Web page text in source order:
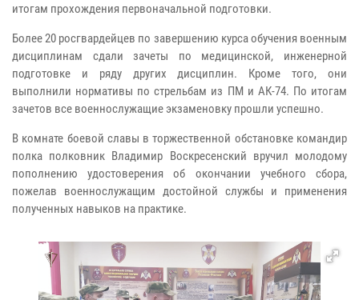
итогам прохождения первоначальной подготовки.
Более 20 росгвардейцев по завершению курса обучения военным
дисциплинам сдали зачеты по медицинской, инженерной
подготовке и ряду других дисциплин. Кроме того, они
выполнили нормативы по стрельбам из ПМ и АК-74. По итогам
зачетов все военнослужащие экзаменовку прошли успешно.
В комнате боевой славы в торжественной обстановке командир
полка полковник Владимир Воскресенский вручил молодому
пополнению удостоверения об окончании учебного сбора,
пожелав военнослужащим достойной службы и применения
полученных навыков на практике.